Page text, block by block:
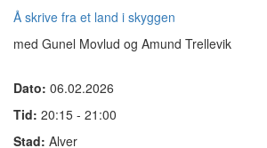
Å skrive fra et land i skyggen
med Gunel Movlud og Amund Trellevik
Dato: 06.02.2026
Tid: 20:15 - 21:00
Stad: Alver